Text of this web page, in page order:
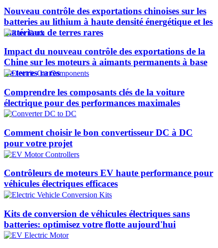
Nouveau contrôle des exportations chinoises sur les
batteries au lithium à haute densité énergétique et les
matériaux de terres rares
Impact du nouveau contrôle des exportations de la
Chine sur les moteurs à aimants permanents à base
de terres rares
Comprendre les composants clés de la voiture
électrique pour des performances maximales
Comment choisir le bon convertisseur DC à DC
pour votre projet
Contrôleurs de moteurs EV haute performance pour
véhicules électriques efficaces
Kits de conversion de véhicules électriques sans
batteries: optimisez votre flotte aujourd'hui